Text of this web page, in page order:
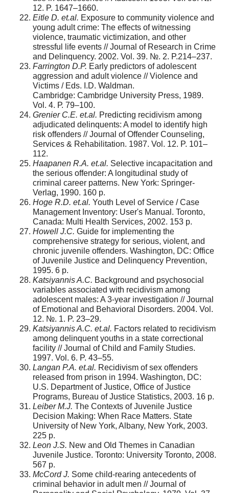
12. P. 1647–1660.
Eitle D. et.al. Exposure to community violence and
young adult crime: The effects of witnessing
violence, traumatic victimization, and other
stressful life events // Journal of Research in Crime
and Delinquency. 2002. Vol. 39. №. 2. P.214–237.
Farrington D.P. Early predictors of adolescent
aggression and adult violence // Violence and
Victims / Eds. I.D. Waldman.
Cambridge: Cambridge University Press, 1989.
Vol. 4. Р. 79–100.
Grenier C.E. et.al. Predicting recidivism among
adjudicated delinquents: A model to identify high
risk offenders // Journal of Offender Counseling,
Services & Rehabilitation. 1987. Vol. 12. P. 101–
112.
Haapanen R.A. et.al. Selective incapacitation and
the serious offender: A longitudinal study of
criminal career patterns. New York: Springer-
Verlag, 1990. 160 p.
Hoge R.D. et.al. Youth Level of Service / Case
Management Inventory: User's Manual. Toronto,
Canada: Multi Health Services, 2002. 153 p.
Howell J.C. Guide for implementing the
comprehensive strategy for serious, violent, and
chronic juvenile offenders. Washington, DC: Office
of Juvenile Justice and Delinquency Prevention,
1995. 6 p.
Katsiyannis A.C. Background and psychosocial
variables associated with recidivism among
adolescent males: A 3-year investigation // Journal
of Emotional and Behavioral Disorders. 2004. Vol.
12. №. 1. P. 23–29.
Katsiyannis A.C. et.al. Factors related to recidivism
among delinquent youths in a state correctional
facility // Journal of Child and Family Studies.
1997. Vol. 6. P. 43–55.
Langan P.A. et.al. Recidivism of sex offenders
released from prison in 1994. Washington, DC:
U.S. Department of Justice, Office of Justice
Programs, Bureau of Justice Statistics, 2003. 16 p.
Leiber M.J. The Contexts of Juvenile Justice
Decision Making: When Race Matters. State
University of New York, Albany, New York, 2003.
225 p.
Leon J.S. New and Old Themes in Canadian
Juvenile Justice. Toronto: University Toronto, 2008.
567 p.
McCord J. Some child-rearing antecedents of
criminal behavior in adult men // Journal of